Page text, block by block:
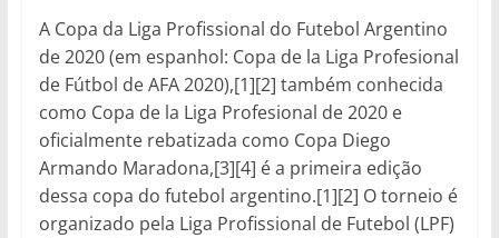
A Copa da Liga Profissional do Futebol Argentino
de 2020 (em espanhol: Copa de la Liga Profesional
de Fútbol de AFA 2020),[1][2] também conhecida
como Copa de la Liga Profesional de 2020 e
oficialmente rebatizada como Copa Diego
Armando Maradona,[3][4] é a primeira edição
dessa copa do futebol argentino.[1][2] O torneio é
organizado pela Liga Profissional de Futebol (LPF)